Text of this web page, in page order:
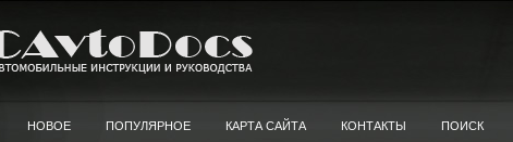
НОВОЕ ПОПУЛЯРНОЕ КАРТА САЙТА КОНТАКТЫ ПОИСК